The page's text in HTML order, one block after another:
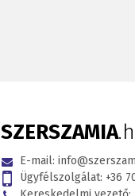
SZERSZAMIA
E-mail:
Ügyfélszolgálat: +36